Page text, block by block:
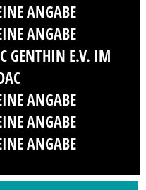
ANGABE
ANGABE
GENTHIN E.V. IM
ANGABE
ANGABE
ANGABE